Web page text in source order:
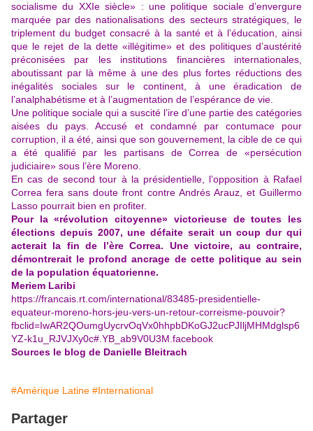
socialisme du XXIe siècle» : une politique sociale d’envergure
marquée par des nationalisations des secteurs stratégiques, le
triplement du budget consacré à la santé et à l’éducation, ainsi
que le rejet de la dette «illégitime» et des politiques d’austérité
préconisées par les institutions financières internationales,
aboutissant par là même à une des plus fortes réductions des
inégalités sociales sur le continent, à une éradication de
l’analphabétisme et à l’augmentation de l’espérance de vie.
Une politique sociale qui a suscité l’ire d’une partie des catégories
aisées du pays. Accusé et condamné par contumace pour
corruption, il a été, ainsi que son gouvernement, la cible de ce qui
a été qualifié par les partisans de Correa de «persécution
judiciaire» sous l’ère Moreno.
En cas de second tour à la présidentielle, l’opposition à Rafael
Correa fera sans doute front contre Andrés Arauz, et Guillermo
Lasso pourrait bien en profiter.
Pour la «révolution citoyenne» victorieuse de toutes les
élections depuis 2007, une défaite serait un coup dur qui
acterait la fin de l’ère Correa. Une victoire, au contraire,
démontrerait le profond ancrage de cette politique au sein
de la population équatorienne.
Meriem Laribi
https://francais.rt.com/international/83485-presidentielle-
equateur-moreno-hors-jeu-vers-un-retour-correisme-pouvoir?
fbclid=IwAR2QOumgUycrvOqVx0hhpbDKoGJ2ucPJIljMHMdglsp6
YZ-k1u_RJVJXy0c#.YB_ab9V0U3M.facebook
Sources le blog de Danielle Bleitrach
#Amérique Latine #International
Partager